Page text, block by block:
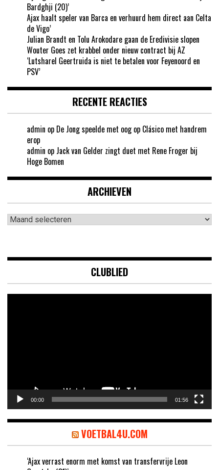
Bardghji (20)’
Ajax haalt speler van Barca en verhuurd hem direct aan Celta
de Vigo’
Julian Brandt en Tolu Arokodare gaan de Eredivisie slopen
Wouter Goes zet krabbel onder nieuw contract bij AZ
‘Lutsharel Geertruida is niet te betalen voor Feyenoord en
PSV’
RECENTE REACTIES
admin op De Jong speelde met oog op Clásico met handrem
erop
admin op Jack van Gelder zingt duet met Rene Froger bij
Hoge Bomen
ARCHIEVEN
Archieven
CLUBLIED
00:00 01:56
VOETBAL4U.COM
‘Ajax verrast enorm met komst van transfervrije Leon